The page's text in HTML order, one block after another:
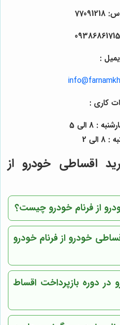
:
کاری :
: 8 الی 5
2
اقساطی خودرو از
از فرنام خودرو چیست؟
خودرو از فرنام خودرو
در دوره بازپرداخت اقساط